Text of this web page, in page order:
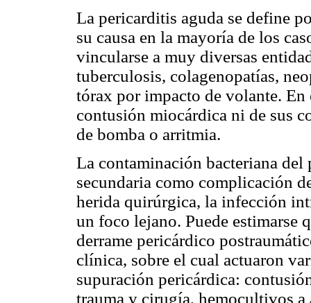
La pericarditis aguda se define
su causa en la mayoría de los
vincularse a muy diversas
tuberculosis, colagenopatías,
tórax por impacto de volante. En
contusión miocárdica ni de sus
de bomba o arritmia.
La contaminación bacteriana
secundaria como complicación
herida quirúrgica, la infección
un foco lejano. Puede estimarse
derrame pericárdico
clínica, sobre el cual actuaron
supuración pericárdica:
trauma y cirugía, hemocultivos a